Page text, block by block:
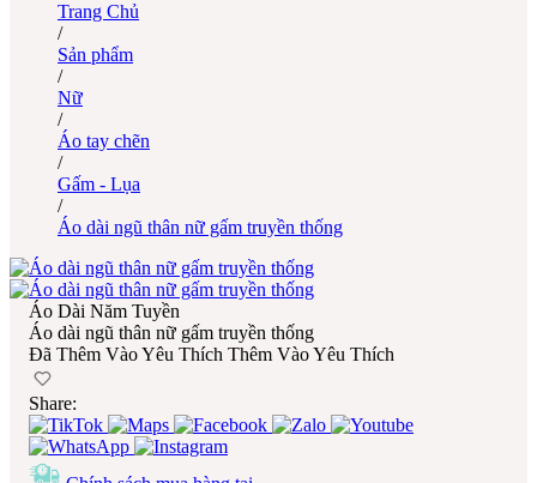
Trang Chủ
/
Sản phẩm
/
Nữ
/
Áo tay chẽn
/
Gấm - Lụa
/
Áo dài ngũ thân nữ gấm truyền thống
Áo Dài Năm Tuyền
Áo dài ngũ thân nữ gấm truyền thống
Đã Thêm Vào Yêu Thích Thêm Vào Yêu Thích
Share: